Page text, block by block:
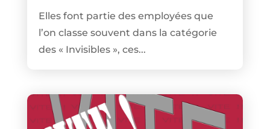
Elles font partie des employées que
l’on classe souvent dans la catégorie
des « Invisibles », ces...